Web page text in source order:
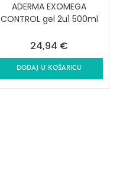
ADERMA EXOMEGA
CONTROL gel 2u1 500ml
24,94 €
DODAJ U KOŠARICU